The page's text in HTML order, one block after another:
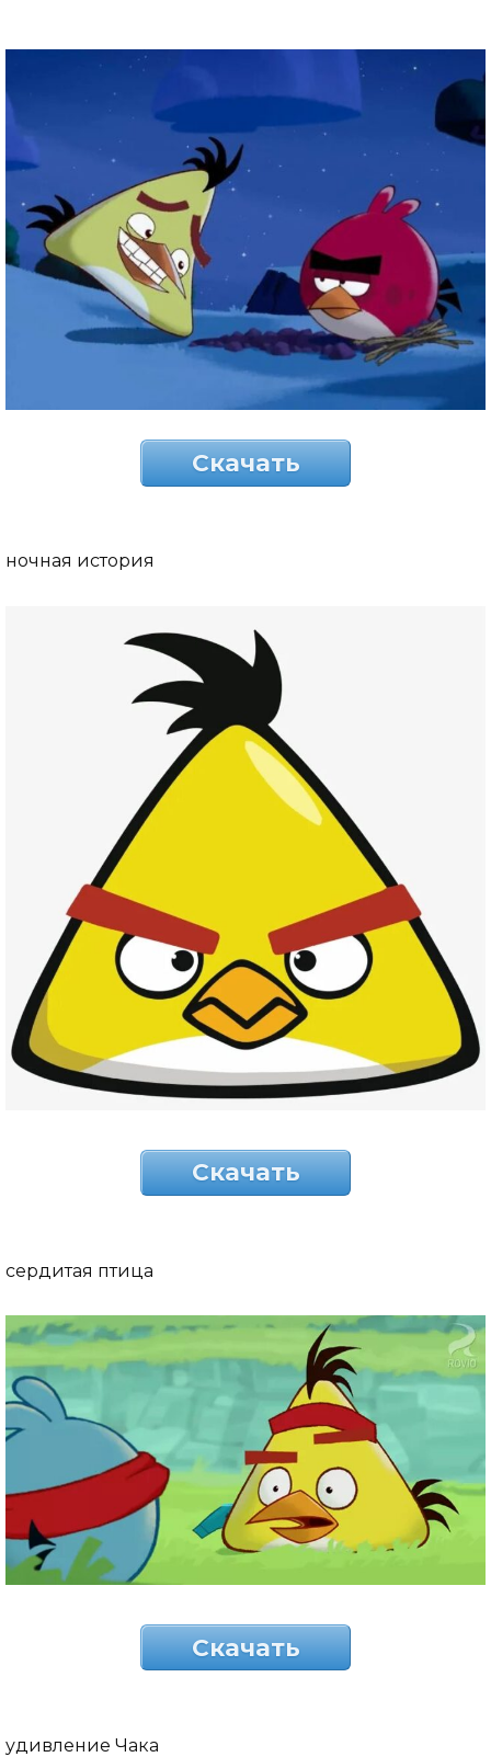
Скачать
ночная история
Скачать
сердитая птица
Скачать
удивление Чака